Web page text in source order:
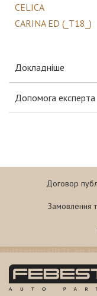
CELICA
CARINA ED (_T18_)
Докладніше
Допомога експерта
Договор
Замовлення